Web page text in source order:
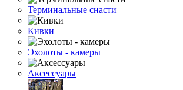
Терминальные снасти
Кивки
Эхолоты - камеры
Аксессуары